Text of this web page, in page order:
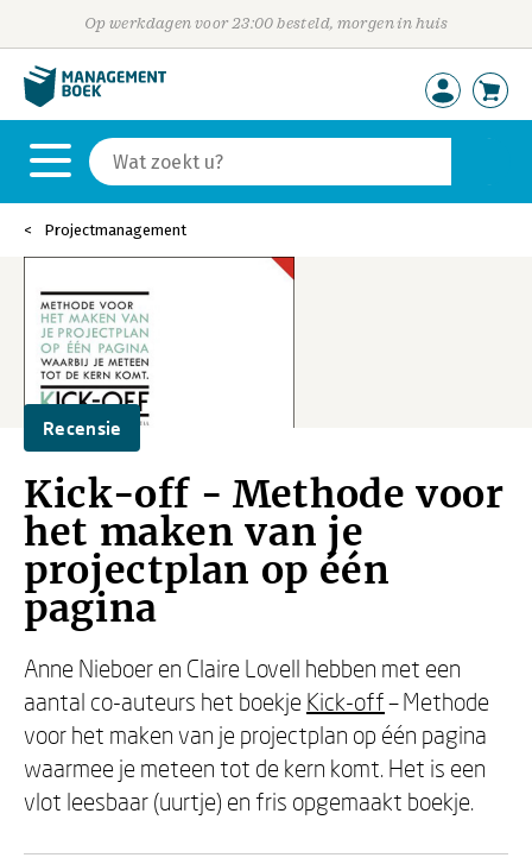
Op werkdagen voor 23:00 besteld, morgen in huis
Projectmanagement
Recensie
Kick-off - Methode voor
het maken van je
projectplan op één
pagina
Anne Nieboer en Claire Lovell hebben met een
aantal co-auteurs het boekje Kick-off– Methode
voor het maken van je projectplan op één pagina
waarmee je meteen tot de kern komt. Het is een
vlot leesbaar (uurtje) en fris opgemaakt boekje.